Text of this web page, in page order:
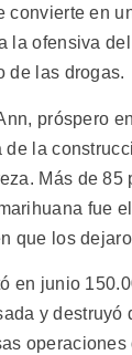
convierte en
la ofensiva
de las drogas.
próspero
de la
Más de 85
fue
que los
en junio
y destruyó
operaciones